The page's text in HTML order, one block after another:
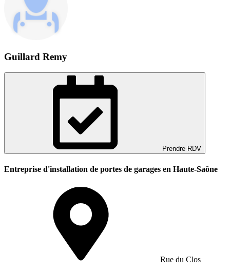
Guillard Remy
Prendre RDV
Entreprise d'installation de portes de garages en Haute-Saône
Rue du Clos